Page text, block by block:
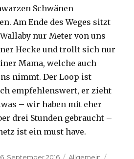
Schwänen
Am Ende des Weges sitzt
nur Meter von uns
Hecke und trollt sich nur
Mama, welche auch
nimmt. Der Loop ist
empfehlenswert, er zieht
– wir haben mit eher
drei Stunden gebraucht –
ist ein must have.
September 2016 Kategorien
Allgemein